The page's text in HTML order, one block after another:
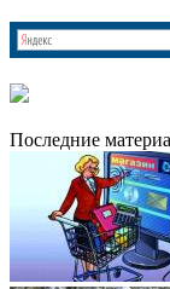
Последние